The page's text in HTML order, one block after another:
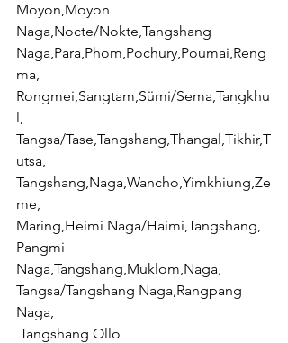
Moyon,Moyon
Naga,Nocte/Nokte,Tangshang
Naga,Para,Phom,Pochury,Poumai,Reng
ma,
Rongmei,Sangtam,Sümi/Sema,Tangkhu
l,
Tangsa/Tase,Tangshang,Thangal,Tikhir,T
utsa,
Tangshang,Naga,Wancho,Yimkhiung,Ze
me,
Maring,Heimi Naga/Haimi,Tangshang,
Pangmi
Naga,Tangshang,Muklom,Naga,
Tangsa/Tangshang Naga,Rangpang
Naga,